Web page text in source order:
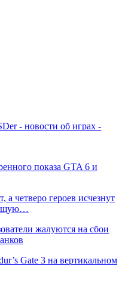
- новости об играх -
показа GTA 6 и
а четверо героев исчезнут
жалуются на сбои
Gate 3 на вертикальном